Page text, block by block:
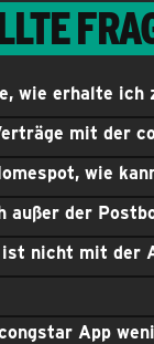
wie erhalte ich
mit der
wie
außer der
nicht mit der
App